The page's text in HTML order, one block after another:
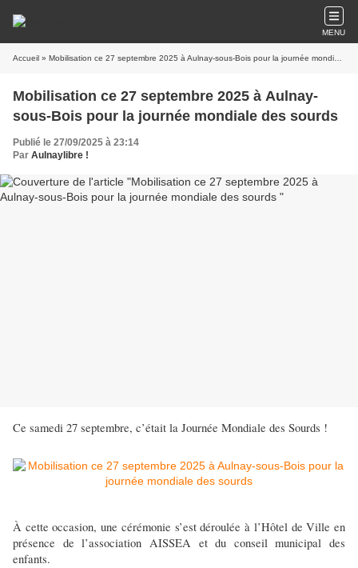
MENU
Accueil » Mobilisation ce 27 septembre 2025 à Aulnay-sous-Bois pour la journée mondiale des sourds
Mobilisation ce 27 septembre 2025 à Aulnay-
sous-Bois pour la journée mondiale des sourds
Publié le 27/09/2025 à 23:14
Par Aulnaylibre !
Ce samedi 27 septembre, c’était la Journée Mondiale des Sourds !
À cette occasion, une cérémonie s’est déroulée à l’Hôtel de Ville en
présence de l’association AISSEA et du conseil municipal des
enfants.